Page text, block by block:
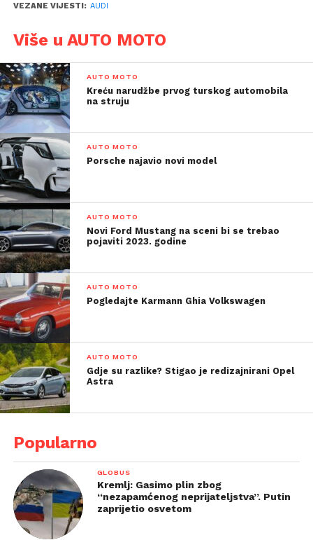
VEZANE VIJESTI: AUDI
Više u AUTO MOTO
AUTO MOTO
Kreću narudžbe prvog turskog automobila
na struju
AUTO MOTO
Porsche najavio novi model
AUTO MOTO
Novi Ford Mustang na sceni bi se trebao
pojaviti 2023. godine
AUTO MOTO
Pogledajte Karmann Ghia Volkswagen
AUTO MOTO
Gdje su razlike? Stigao je redizajnirani Opel
Astra
Popularno
GLOBUS
Kremlj: Gasimo plin zbog
“nezapamćenog neprijateljstva”. Putin
zaprijetio osvetom